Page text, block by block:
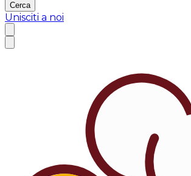
Cerca
Unisciti a noi